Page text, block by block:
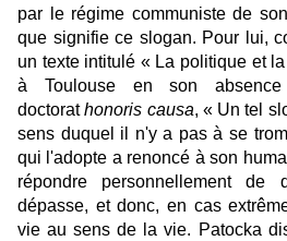
par le régime communiste de
que signifie ce slogan. Pour lui,
un texte intitulé « La politique et
à Toulouse en son
doctorathonoris causa, « Un tel
sens duquel il n'y a pas à se
qui l'adopte a renoncé à son
répondre personnellement
dépasse, et donc, en cas
vie au sens de la vie. Patocka